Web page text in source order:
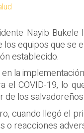
Nayib
equipos que se
establecido.
la
el COVID-19, lo
de los salvadoreños.
cuando llegó el
o reacciones